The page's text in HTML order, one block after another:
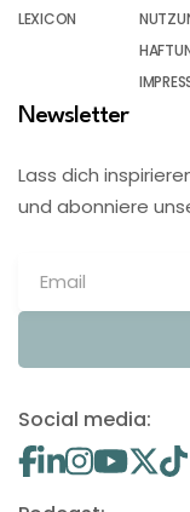
LEXICON
Newsletter
Lass dich
und abonniere
Social media: